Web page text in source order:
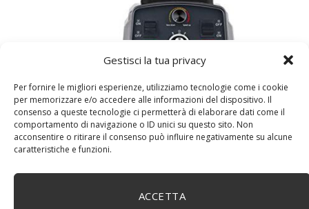
Gestisci la tua privacy
Per fornire le migliori esperienze, utilizziamo tecnologie come i cookie
per memorizzare e/o accedere alle informazioni del dispositivo. Il
consenso a queste tecnologie ci permetterà di elaborare dati come il
comportamento di navigazione o ID unici su questo sito. Non
acconsentire o ritirare il consenso può influire negativamente su alcune
caratteristiche e funzioni.
ACCETTA
WUHUAROU Timer automatico, frullatore centrifuga,
frutta e succo di ghiaccio (colore: grigio titanio, taglia:
EU Plug)